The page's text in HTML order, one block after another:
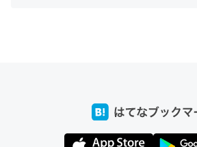
─たまにLINEするくらいだった遠方の父67歳
コミュニケーションが劇的に変化した｜